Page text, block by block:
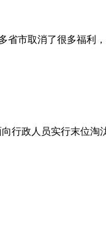
市取消了很多福利
行政人员实行末位淘